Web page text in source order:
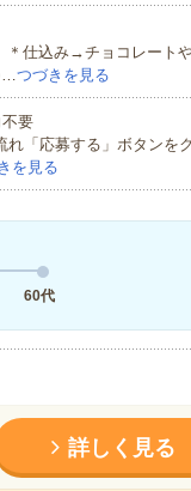
み→チョコレートや
つづきを見る
要
「応募する」ボタンを
を見る
60代
詳しく見る